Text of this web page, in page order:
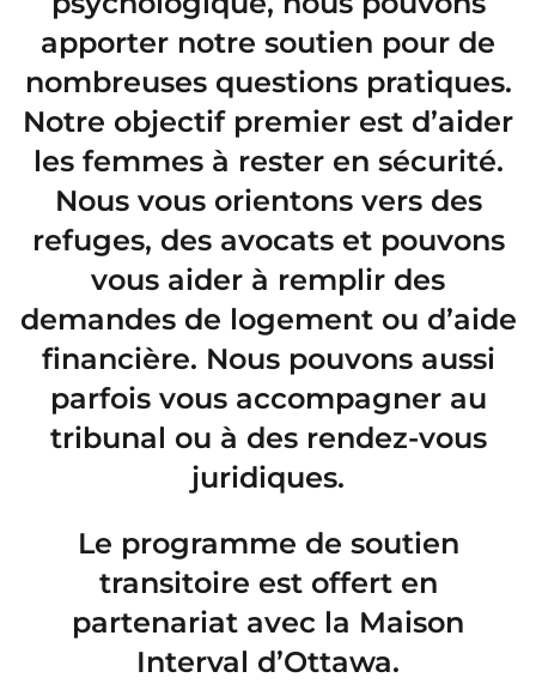
apporter notre soutien pour de
nombreuses questions pratiques.
Notre objectif premier est d’aider
les femmes à rester en sécurité.
Nous vous orientons vers des
refuges, des avocats et pouvons
vous aider à remplir des
demandes de logement ou d’aide
financière. Nous pouvons aussi
parfois vous accompagner au
tribunal ou à des rendez-vous
juridiques.
Le programme de soutien
transitoire est offert en
partenariat avec la Maison
Interval d’Ottawa.